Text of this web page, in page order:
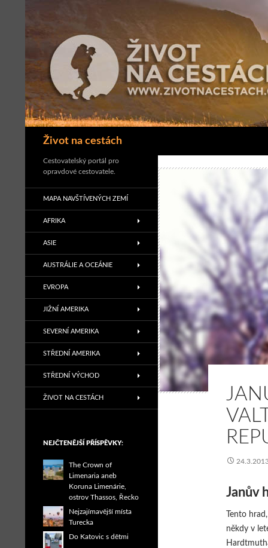
Život na cestách
Hledat
Janův
Tento
někdy v
Cestovatelský portál pro
opravdové cestovatele.
MAPA NAVŠTÍVENÝCH ZEMÍ
AFRIKA
ASIE
AUSTRÁLIE A OCEÁNIE
EVROPA
JIŽNÍ AMERIKA
SEVERNÍ AMERIKA
STŘEDNÍ AMERIKA
STŘEDNÍ VÝCHOD
ŽIVOT NA CESTÁCH
NEJČTENĚJŠÍ PŘÍSPĚVKY:
The Crown of
Limenaria aneb
Koruna Limenárie,
ostrov Thassos, Řecko
Nejzajímavější místa
Turecka
Do Katovic s dětmi